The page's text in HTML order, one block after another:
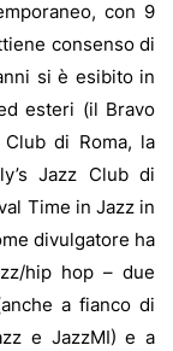
con 9
consenso di
si è esibito in
esteri (il Bravo
Club di Roma, la
Jazz Club di
Time in Jazz in
divulgatore ha
hip hop – due
a fianco di
e JazzMI) e a